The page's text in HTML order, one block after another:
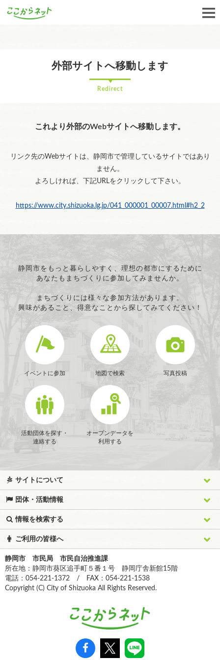
外部サイトへ移動します
Redirect
これより外部のWebサイトへ移動します。
リンク先のWebサイトは、静岡市で管理しているサイトではあり
ません。
よろしければ、下記URLをクリックして下さい。
https://www.city.shizuoka.lg.jp/041_000001_00007.html#h2_2
静岡市をもっと暮らしやすく、理想の都市にするために
あなたもまちづくりに参加してみませんか。
まちづくりには様々な参加方法があります。
興味があること、得意なことから探してみてください！
イベントに参加 地図で検索 写真投稿
活動団体を探す・
連絡する
オープンデータを
利用する
サイトについて
団体・活動情報
情報を検索する
ご利用の皆様へ
静岡市 市民局 市民自治推進課
所在地：静岡市葵区追手町５番１号 静岡庁舎新館15階
電話：054-221-1372 / FAX：054-221-1538
Copyright (C) City of Shizuoka All Rights Reserved.